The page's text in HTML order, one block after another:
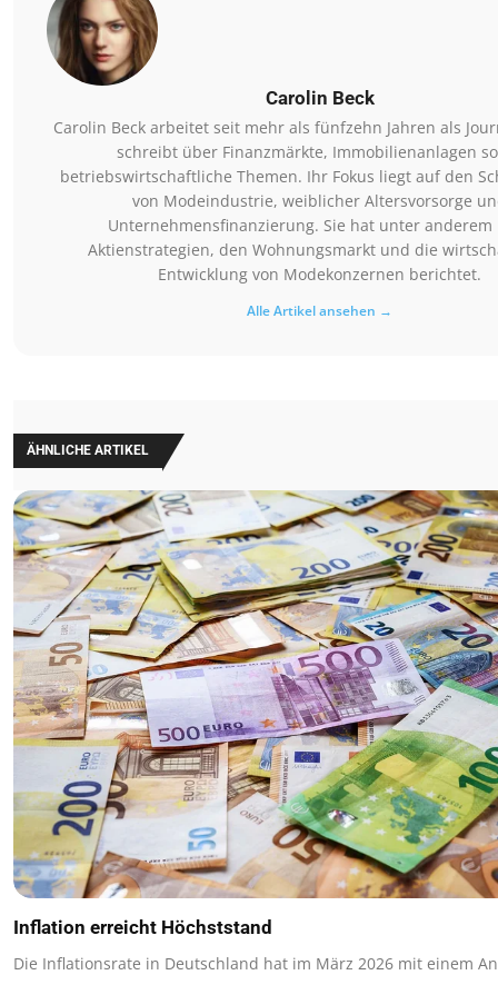
Carolin Beck
Carolin Beck arbeitet seit mehr als fünfzehn Jahren als
schreibt über Finanzmärkte, Immobilienanlagen
betriebswirtschaftliche Themen. Ihr Fokus liegt auf den
von Modeindustrie, weiblicher Altersvorsorge
Unternehmensfinanzierung. Sie hat unter anderem
Aktienstrategien, den Wohnungsmarkt und die
Entwicklung von Modekonzernen berichtet.
Alle Artikel ansehen →
ÄHNLICHE ARTIKEL
Inflation erreicht Höchststand
Die Inflationsrate in Deutschland hat im März 2026 mit einem